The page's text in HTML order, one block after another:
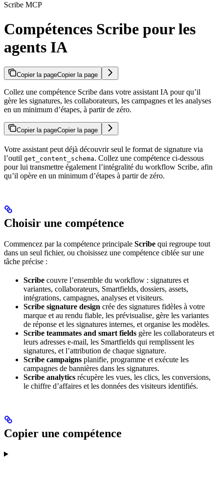
Scribe MCP
Compétences Scribe pour les
agents IA
Copier la pageCopier la page
Collez une compétence Scribe dans votre assistant IA pour qu’il
gère les signatures, les collaborateurs, les campagnes et les analyses
en un minimum d’étapes, à partir de zéro.
Copier la pageCopier la page
Votre assistant peut déjà découvrir seul le format de signature via
l’outil get_content_schema. Collez une compétence ci-dessous
pour lui transmettre également l’intégralité du workflow Scribe, afin
qu’il opère en un minimum d’étapes à partir de zéro.
Choisir une compétence
Commencez par la compétence principale Scribe qui regroupe tout
dans un seul fichier, ou choisissez une compétence ciblée sur une
tâche précise :
Scribe couvre l’ensemble du workflow : signatures et
variantes, collaborateurs, Smartfields, dossiers, assets,
intégrations, campagnes, analyses et visiteurs.
Scribe signature design crée des signatures fidèles à votre
marque et au rendu fiable, les prévisualise, gère les variantes
de réponse et les signatures internes, et organise les modèles.
Scribe teammates and smart fields gère les collaborateurs et
leurs adresses e-mail, les Smartfields qui remplissent les
signatures, et l’attribution de chaque signature.
Scribe campaigns planifie, programme et exécute les
campagnes de bannières dans les signatures.
Scribe analytics récupère les vues, les clics, les conversions,
le chiffre d’affaires et les données des visiteurs identifiés.
Copier une compétence